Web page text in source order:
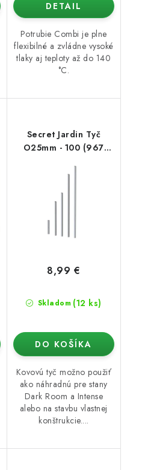
DETAIL
Potrubie Combi je plne
flexibilné a zvládne vysoké
tlaky aj teploty až do 140
°C.
Secret Jardin Tyč
O25mm - 100 (967
Skladom (12 ks)
8,99 €
DO KOŠÍKA
Kovovú tyč možno použiť
ako náhradnú pre stany
Dark Room a Intense
alebo na stavbu vlastnej
konštrukcie....